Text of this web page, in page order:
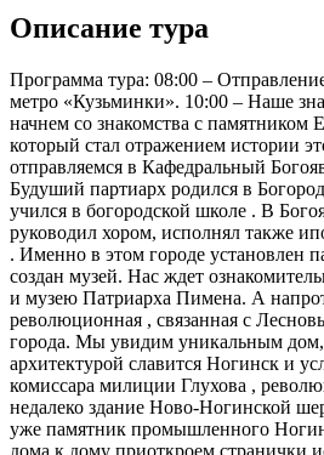
Описание тура
Программа тура: 08:00 –
метро «Кузьминки». 10:00 – Наше
начнем со знакомства с памятником
который стал отражением истории
отправляемся в Кафедральный
Будуший партиарх родился в
учился в богородской школе . В
руководил хором, исполнял также
. Именно в этом городе установлен
создан музей. Нас ждет
и музею Патриарха Пимена. А
революционная , связанная с
города. Мы увидим уникальным
архитектурой славится Ногинск и
комиссара милиции Глухова ,
недалеко здание Ново-Ногинской
уже памятник промышленного
дома к дому приоткроем странички